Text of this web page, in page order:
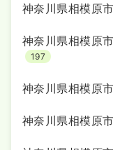
神奈川県相模原
神奈川県相模原
197
神奈川県相模原
神奈川県相模原